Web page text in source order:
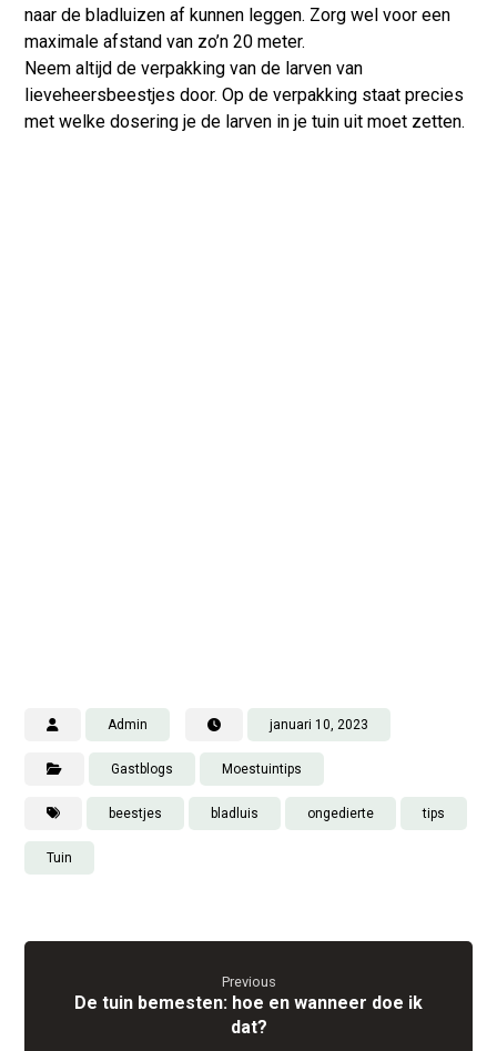
naar de bladluizen af kunnen leggen. Zorg wel voor een
maximale afstand van zo’n 20 meter.
Neem altijd de verpakking van de larven van
lieveheersbeestjes door. Op de verpakking staat precies
met welke dosering je de larven in je tuin uit moet zetten.
Admin januari 10, 2023
Gastblogs Moestuintips
beestjes bladluis ongedierte tips
Tuin
Previous
De tuin bemesten: hoe en wanneer doe ik
dat?